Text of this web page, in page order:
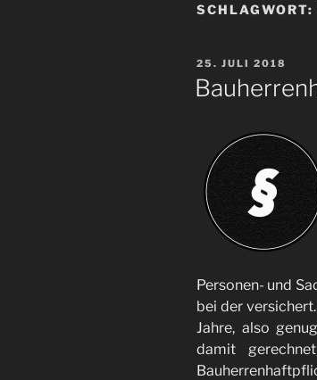
SCHLAGWORT:
VERÖFFENTLICHT
AM
25. JULI 2018
Personen- und
bei der
Jahre, also
damit